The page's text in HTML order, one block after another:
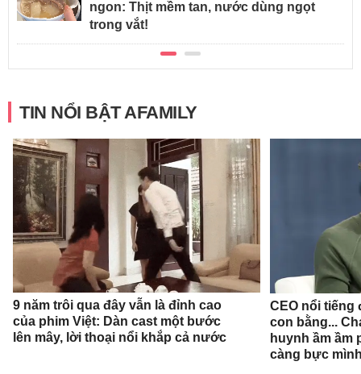
ngon: Thịt mềm tan, nước dùng ngọt
trong vắt!
TIN NỔI BẬT AFAMILY
9 năm trôi qua đây vẫn là đỉnh cao
của phim Việt: Dàn cast một bước
lên mây, lời thoại nổi khắp cả nước
CEO nổi tiếng
con bằng...
huynh ầm ầm
càng bực